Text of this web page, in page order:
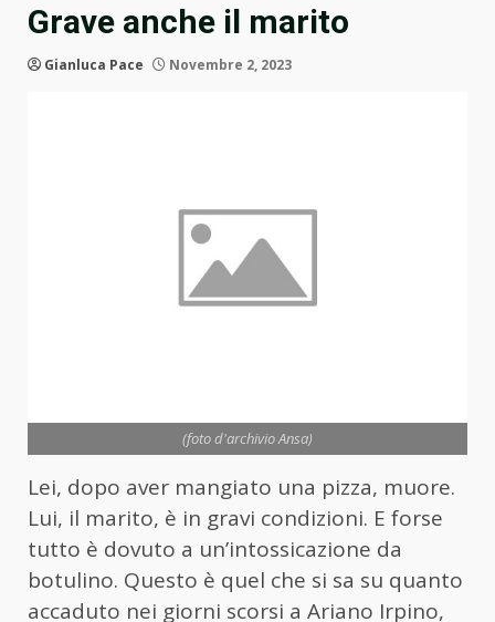
Grave anche il marito
Gianluca Pace Novembre 2, 2023
(foto d'archivio Ansa)
Lei, dopo aver mangiato una pizza, muore.
Lui, il marito, è in gravi condizioni. E forse
tutto è dovuto a un’intossicazione da
botulino. Questo è quel che si sa su quanto
accaduto nei giorni scorsi a Ariano Irpino,